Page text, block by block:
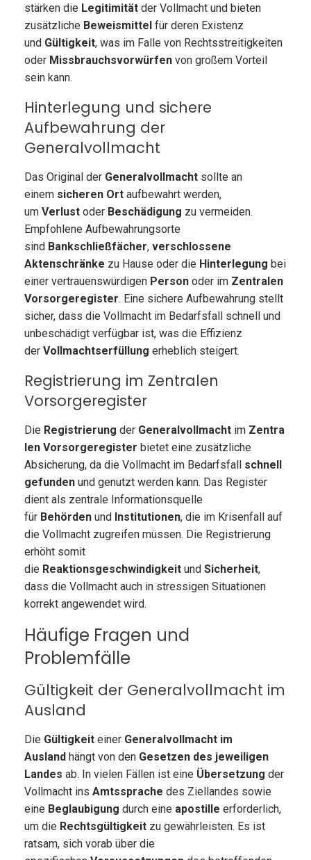
stärken die Legitimität der Vollmacht und bieten
zusätzliche Beweismittel für deren Existenz
und Gültigkeit, was im Falle von Rechtsstreitigkeiten
oder Missbrauchsvorwürfen von großem Vorteil
sein kann.
Hinterlegung und sichere
Aufbewahrung der
Generalvollmacht
Das Original der Generalvollmacht sollte an
einem sicheren Ort aufbewahrt werden,
um Verlust oder Beschädigung zu vermeiden.
Empfohlene Aufbewahrungsorte
sind Bankschließfächer, verschlossene
Aktenschränke zu Hause oder die Hinterlegung bei
einer vertrauenswürdigen Person oder im Zentralen
Vorsorgeregister. Eine sichere Aufbewahrung stellt
sicher, dass die Vollmacht im Bedarfsfall schnell und
unbeschädigt verfügbar ist, was die Effizienz
der Vollmachtserfüllung erheblich steigert.
Registrierung im Zentralen
Vorsorgeregister
Die Registrierung der Generalvollmacht im Zentra
len Vorsorgeregister bietet eine zusätzliche
Absicherung, da die Vollmacht im Bedarfsfall schnell
gefunden und genutzt werden kann. Das Register
dient als zentrale Informationsquelle
für Behörden und Institutionen, die im Krisenfall auf
die Vollmacht zugreifen müssen. Die Registrierung
erhöht somit
die Reaktionsgeschwindigkeit und Sicherheit,
dass die Vollmacht auch in stressigen Situationen
korrekt angewendet wird.
Häufige Fragen und
Problemfälle
Gültigkeit der Generalvollmacht im
Ausland
Die Gültigkeit einer Generalvollmacht im
Ausland hängt von den Gesetzen des jeweiligen
Landes ab. In vielen Fällen ist eine Übersetzung der
Vollmacht ins Amtssprache des Ziellandes sowie
eine Beglaubigung durch eine apostille erforderlich,
um die Rechtsgültigkeit zu gewährleisten. Es ist
ratsam, sich vorab über die